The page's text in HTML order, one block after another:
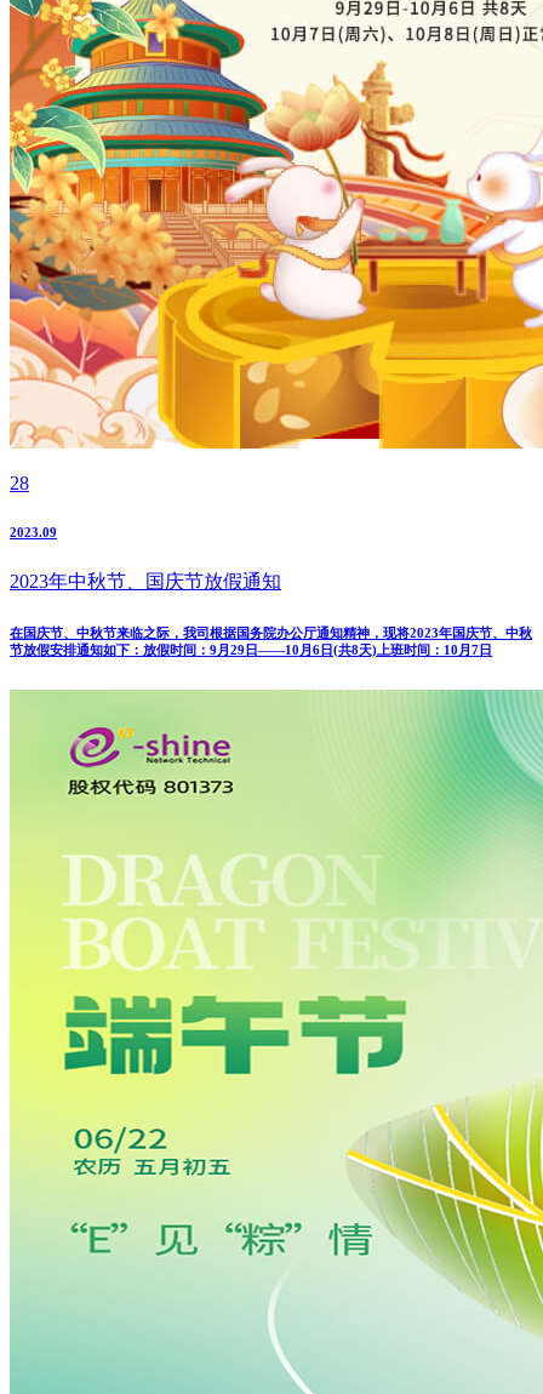
28
2023.09
2023年中秋节、国庆节放假通知
在国庆节、中秋节来临之际，我司根据国务院办公厅通知精神，现将2023年国庆节、中秋
节放假安排通知如下：放假时间：9月29日——10月6日(共8天)上班时间：10月7日